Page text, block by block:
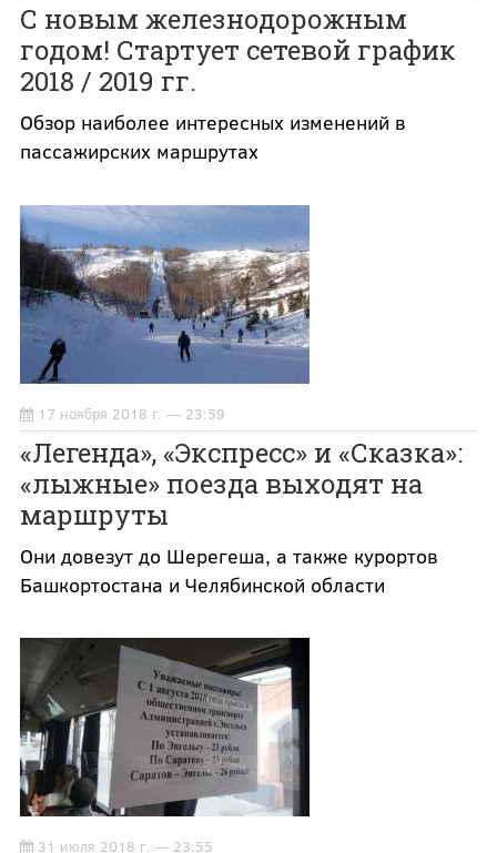
С новым железнодорожным
годом! Стартует сетевой график
2018 / 2019 гг.
Обзор наиболее интересных изменений в
пассажирских маршрутах
17 ноября 2018 г. — 23:59
«Легенда», «Экспресс» и «Сказка»:
«лыжные» поезда выходят на
маршруты
Они довезут до Шерегеша, а также курортов
Башкортостана и Челябинской области
31 июля 2018 г. — 23:55